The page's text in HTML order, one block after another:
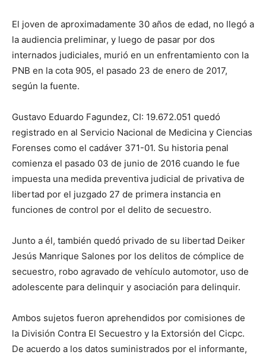
El joven de aproximadamente 30 años de edad, no llegó a
la audiencia preliminar, y luego de pasar por dos
internados judiciales, murió en un enfrentamiento con la
PNB en la cota 905, el pasado 23 de enero de 2017,
según la fuente.
Gustavo Eduardo Fagundez, CI: 19.672.051 quedó
registrado en al Servicio Nacional de Medicina y Ciencias
Forenses como el cadáver 371-01. Su historia penal
comienza el pasado 03 de junio de 2016 cuando le fue
impuesta una medida preventiva judicial de privativa de
libertad por el juzgado 27 de primera instancia en
funciones de control por el delito de secuestro.
Junto a él, también quedó privado de su libertad Deiker
Jesús Manrique Salones por los delitos de cómplice de
secuestro, robo agravado de vehículo automotor, uso de
adolescente para delinquir y asociación para delinquir.
Ambos sujetos fueron aprehendidos por comisiones de
la División Contra El Secuestro y la Extorsión del Cicpc.
De acuerdo a los datos suministrados por el informante,